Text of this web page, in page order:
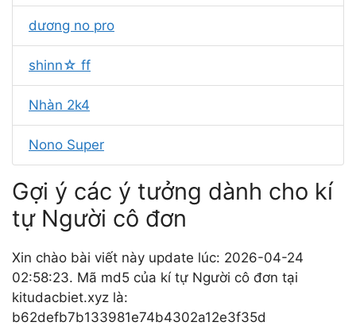
dương no pro
shinn☆ ff
Nhàn 2k4
Nono Super
Gợi ý các ý tưởng dành cho kí
tự Người cô đơn
Xin chào bài viết này update lúc: 2026-04-24
02:58:23. Mã md5 của kí tự Người cô đơn tại
kitudacbiet.xyz là:
b62defb7b133981e74b4302a12e3f35d